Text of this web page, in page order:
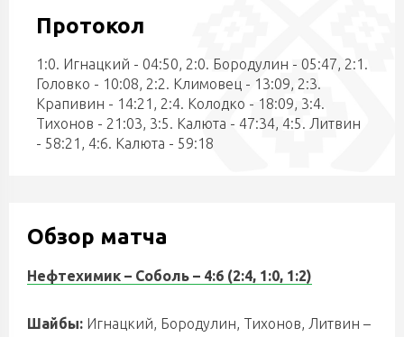
Протокол
1:0. Игнацкий - 04:50, 2:0. Бородулин - 05:47, 2:1.
Головко - 10:08, 2:2. Климовец - 13:09, 2:3.
Крапивин - 14:21, 2:4. Колодко - 18:09, 3:4.
Тихонов - 21:03, 3:5. Калюта - 47:34, 4:5. Литвин
- 58:21, 4:6. Калюта - 59:18
Обзор матча
Нефтехимик – Соболь – 4:6 (2:4, 1:0, 1:2)
Шайбы: Игнацкий, Бородулин, Тихонов, Литвин –